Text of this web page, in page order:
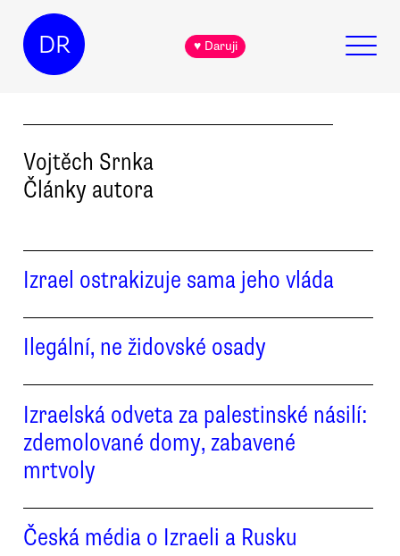
DR ♥ Daruji
Vojtěch Srnka
Články autora
Izrael ostrakizuje sama jeho vláda
Ilegální, ne židovské osady
Izraelská odveta za palestinské násilí:
zdemolované domy, zabavené
mrtvoly
Česká média o Izraeli a Rusku